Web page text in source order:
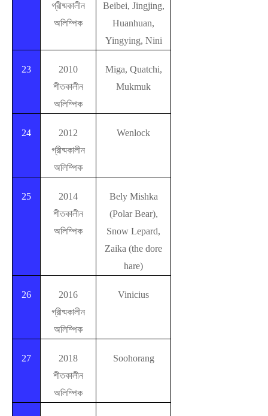
গ্রীষ্মকালীন
অলিম্পিক
Beibei, Jingjing,
Huanhuan,
Yingying, Nini
23
2010
শীতকালীন
অলিম্পিক
Miga, Quatchi,
Mukmuk
24
2012
গ্রীষ্মকালীন
অলিম্পিক
Wenlock
25
2014
শীতকালীন
অলিম্পিক
Bely Mishka
(Polar Bear),
Snow Lepard,
Zaika (the dore
hare)
26
2016
গ্রীষ্মকালীন
অলিম্পিক
Vinicius
27
2018
শীতকালীন
অলিম্পিক
Soohorang